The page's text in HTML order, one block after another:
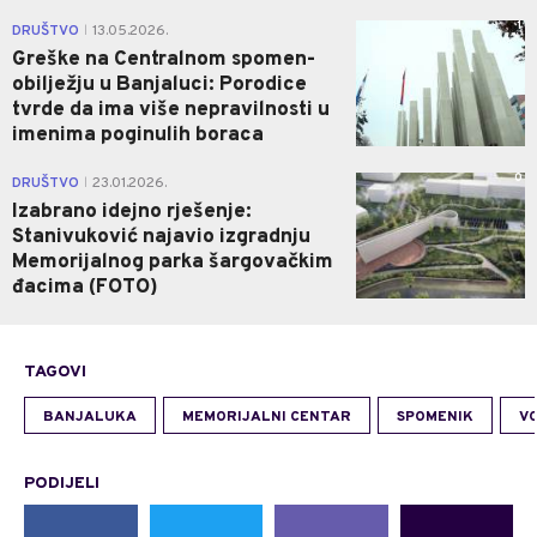
DRUŠTVO 13.05.2026.
Greške na Centralnom spomen-
obilježju u Banjaluci: Porodice
tvrde da ima više nepravilnosti u
imenima poginulih boraca
1
DRUŠTVO 23.01.2026.
Izabrano idejno rješenje:
Stanivuković najavio izgradnju
Memorijalnog parka šargovačkim
đacima (FOTO)
0
TAGOVI
BANJALUKA MEMORIJALNI CENTAR SPOMENIK
PODIJELI